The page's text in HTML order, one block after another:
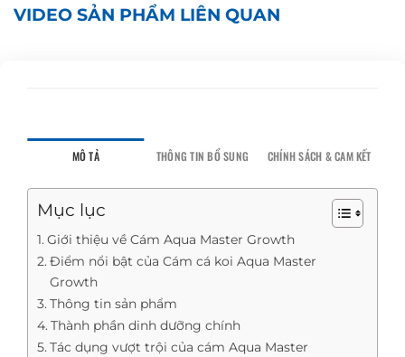
VIDEO SẢN PHẨM LIÊN QUAN
MÔ TẢ THÔNG TIN BỔ SUNG CHÍNH SÁCH & CAM KẾT
Mục lục
Giới thiệu về Cám Aqua Master Growth
Điểm nổi bật của Cám cá koi Aqua Master
Growth
Thông tin sản phẩm
Thành phần dinh dưỡng chính
Tác dụng vượt trội của cám Aqua Master